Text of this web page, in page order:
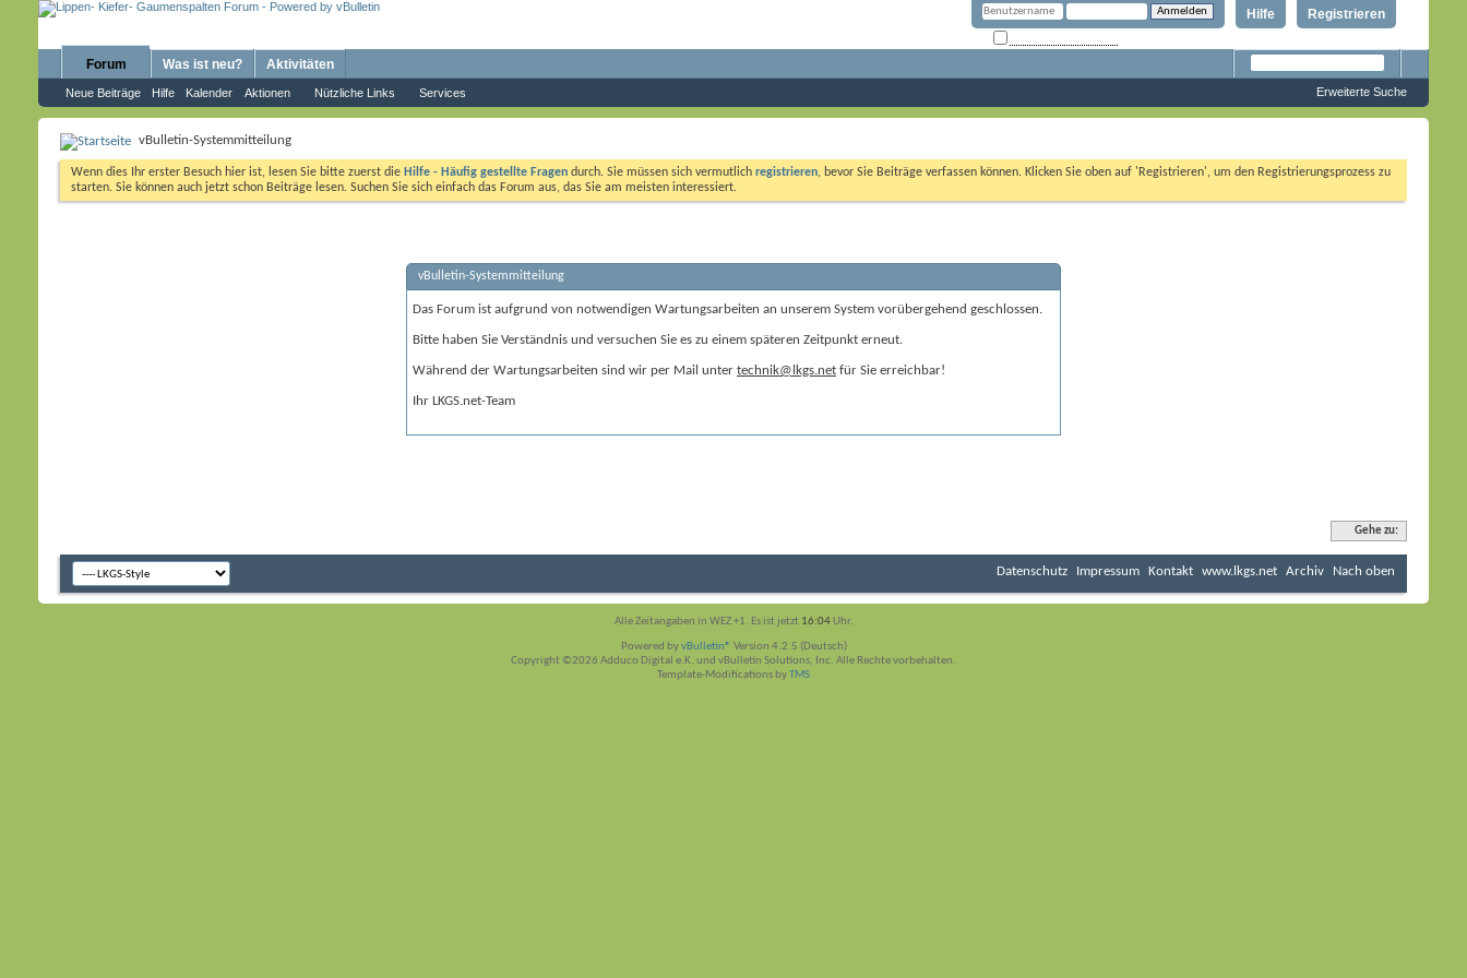
Registrieren
Hilfe
Forum
Neue Beiträge Hilfe Kalender Aktionen Nützliche Links Services
Was ist neu? Aktivitäten
Erweiterte Suche
vBulletin-Systemmitteilung
Wenn dies Ihr erster Besuch hier ist, lesen Sie bitte zuerst die Hilfe - Häufig gestellte Fragen durch. Sie müssen sich vermutlich registrieren, bevor Sie Beiträge verfassen können. Klicken Sie oben auf 'Registrieren', um den Registrierungsprozess zu
starten. Sie können auch jetzt schon Beiträge lesen. Suchen Sie sich einfach das Forum aus, das Sie am meisten interessiert.
vBulletin-Systemmitteilung
Das Forum ist aufgrund von notwendigen Wartungsarbeiten an unserem System vorübergehend geschlossen.
Bitte haben Sie Verständnis und versuchen Sie es zu einem späteren Zeitpunkt erneut.
Während der Wartungsarbeiten sind wir per Mail unter technik@lkgs.net für Sie erreichbar!
Ihr LKGS.net-Team
Gehe zu:
Datenschutz Impressum Kontakt www.lkgs.net Archiv Nach oben
Alle Zeitangaben in WEZ +1. Es ist jetzt 16:04Uhr.
Powered byvBulletin® Version 4.2.5 (Deutsch)
Copyright ©2026 Adduco Digital e.K. und vBulletin Solutions, Inc. Alle Rechte vorbehalten.
Template-Modifications byTMS